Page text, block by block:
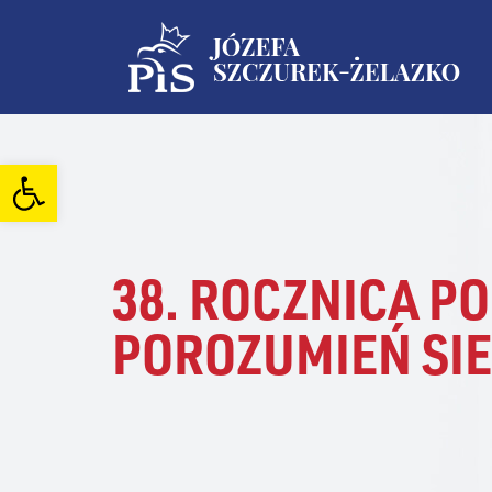
Open toolbar
38. ROCZNICA
POROZUMIEŃ